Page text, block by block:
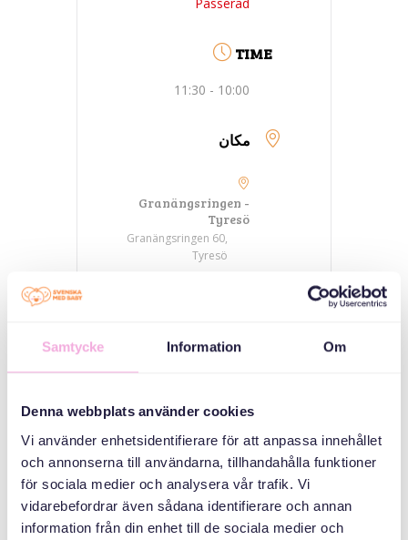
Samtycke Information Om
Denna webbplats använder cookies
Vi använder enhetsidentifierare för att anpassa innehållet
och annonserna till användarna, tillhandahålla funktioner
för sociala medier och analysera vår trafik. Vi
vidarebefordrar även sådana identifierare och annan
information från din enhet till de sociala medier och
TIME
10:00 - 11:30
مکان
Granängsringen -
Tyresö
Granängsringen 60,
Tyresö
سازمان دهنده